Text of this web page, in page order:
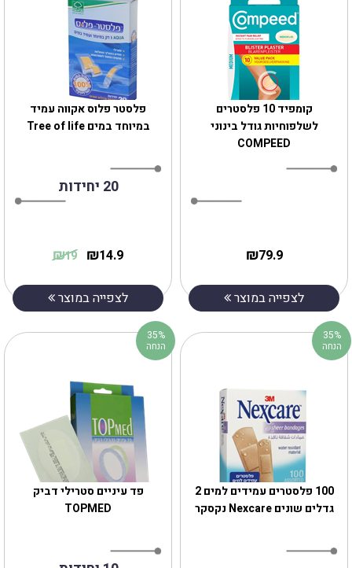
פלסטר פלוס אקווה עמיד
במיוחד במים Tree of life
20 יחידות
14.9
₪
19
₪
לצפייה במוצר
‎קומפיד 10 פלסטרים
לשלפוחיות גודל בינוני
COMPEED
79.9
₪
לצפייה במוצר
פד עיניים סטרילי דביק
TOPMED
35%
הנחה
‎100 פלסטרים עמידים למים 2
גדלים שונים Nexcare נקסקר
35%
הנחה